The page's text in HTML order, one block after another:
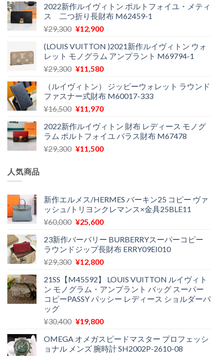
¥24,000
で
し
は
¥11,900
で
2022新作ルイヴィトン ポルトフォイユ・メティ
ス 二つ折り長財布 M62459-1
¥29,300 元
価
格
は
で
し
た。
¥12,900現
の
価
格
¥12,900
で
す。
(LOUIS VUITTON )2021新作ルイヴィトン ウォ
レット モノグラム アンプラント M69794-1
¥29,300 元
価
格
は
で
し
た。
¥11,580現
の
価
格
¥11,580
で
す。
（ルイヴィトン） ジッピーウォレット ラウンド
ファスナー式財布 M60017-333
¥16,500 元
価
格
は
¥11,970現
の
価
格
2022新作ルイヴィトン 財布 レディース モノグ
ラム ポルトフォイユ パラス財布 M67478
¥29,300 元
¥29,300
で
し
¥11,500現
は
¥11,500
で
人気商品
新作エルメス/HERMES バーキン25 コピー ヴァ
ッシュ/トリヨンクレマンス×金具25BLE11
¥60,000 元
価
格
は
で
し
た。
¥25,600現
の
価
格
¥25,600
で
す。
23新作バーバリー BURBERRYスーパーコピー
ラウンドジップ長財布 ERRY09EI010
¥29,300 元
価
格
は
で
た。
¥12,800現
の
価
格
¥12,800
す。
21SS【M45592】 LOUIS VUITTON ルイヴィト
ン モノグラム・アンプラント バッグ スーパー
コピーPASSY パッシー レディース ショルダーバ
ッグ
¥30,400 元
価
格
¥19,800現
の
価
OMEGA オメガスピードマスター プロフェッシ
ョナル メンズ 腕時計 SH2002P-2610-08